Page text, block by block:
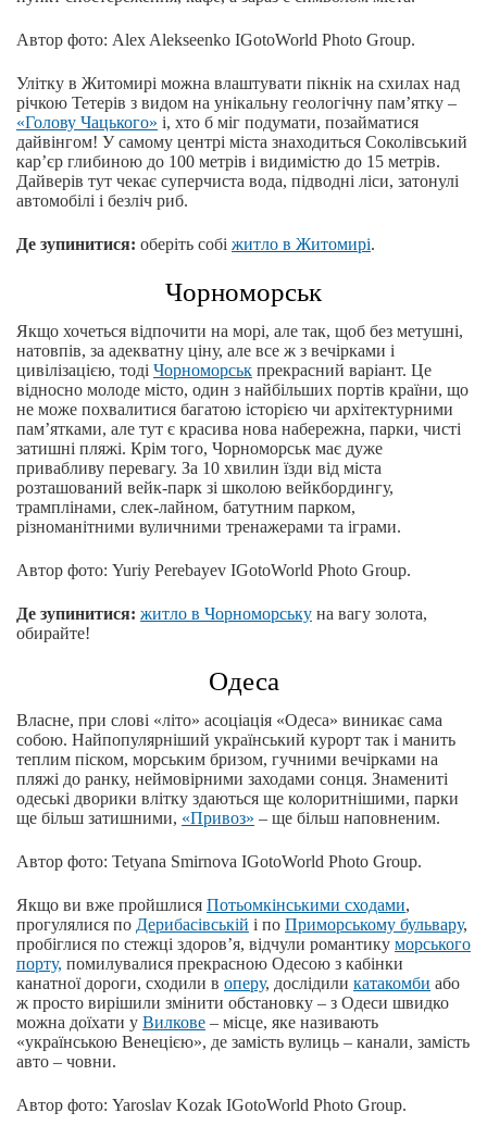
Автор фото: Alex Alekseenko IGotoWorld Photo Group.
Улітку в Житомирі можна влаштувати пікнік на схилах над
річкою Тетерів з видом на унікальну геологічну пам’ятку –
«Голову Чацького» і, хто б міг подумати, позайматися
дайвінгом! У самому центрі міста знаходиться Соколівський
кар’єр глибиною до 100 метрів і видимістю до 15 метрів.
Дайверів тут чекає суперчиста вода, підводні ліси, затонулі
автомобілі і безліч риб.
Де зупинитися: оберіть собі житло в Житомирі.
Чорноморськ
Якщо хочеться відпочити на морі, але так, щоб без метушні,
натовпів, за адекватну ціну, але все ж з вечірками і
цивілізацією, тоді Чорноморськ прекрасний варіант. Це
відносно молоде місто, один з найбільших портів країни, що
не може похвалитися багатою історією чи архітектурними
пам’ятками, але тут є красива нова набережна, парки, чисті
затишні пляжі. Крім того, Чорноморськ має дуже
привабливу перевагу. За 10 хвилин їзди від міста
розташований вейк-парк зі школою вейкбордингу,
трамплінами, слек-лайном, батутним парком,
різноманітними вуличними тренажерами та іграми.
Автор фото: Yuriy Perebayev IGotoWorld Photo Group.
Де зупинитися: житло в Чорноморську на вагу золота,
обирайте!
Одеса
Власне, при слові «літо» асоціація «Одеса» виникає сама
собою. Найпопулярніший український курорт так і манить
теплим піском, морським бризом, гучними вечірками на
пляжі до ранку, неймовірними заходами сонця. Знамениті
одеські дворики влітку здаються ще колоритнішими, парки
ще більш затишними, «Привоз» ‒ ще більш наповненим.
Автор фото: Tetyana Smirnova IGotoWorld Photo Group.
Якщо ви вже пройшлися Потьомкінськими сходами,
прогулялися по Дерибасівській і по Приморському бульвару,
пробіглися по стежці здоров’я, відчули романтику морського
порту, помилувалися прекрасною Одесою з кабінки
канатної дороги, сходили в оперу, дослідили катакомби або
ж просто вирішили змінити обстановку ‒ з Одеси швидко
можна доїхати у Вилкове ‒ місце, яке називають
«українською Венецією», де замість вулиць ‒ канали, замість
авто ‒ човни.
Автор фото: Yaroslav Kozak IGotoWorld Photo Group.